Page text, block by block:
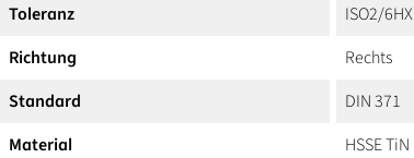
Toleranz
ISO2/6HX
Richtung
Rechts
Standard
DIN 371
Material
HSSE TiN